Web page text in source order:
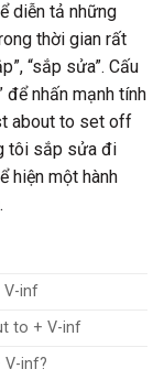
diễn tả những
thời gian rất
“sắp sửa”. Cấu
nhấn mạnh tính
about to set off
tôi sắp sửa đi
hiện một hành
V-inf
to + V-inf
V-inf?